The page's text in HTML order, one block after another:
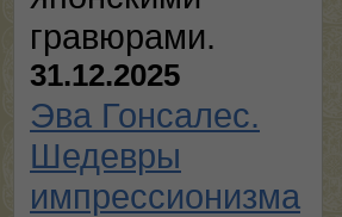
гравюрами.
31.12.2025
Эва Гонсалес.
Шедевры
импрессионизма